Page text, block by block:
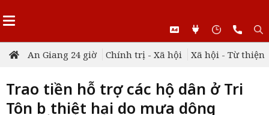
An Giang 24 giờ Chính trị - Xã hội Xã hội - Từ thiện
Trao tiền hỗ trợ các hộ dân ở Tri
Tôn bị thiệt hại do mưa dông